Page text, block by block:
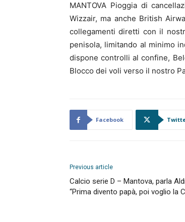
MANTOVA Pioggia di
Wizzair, ma anche British
collegamenti diretti con il
penisola, limitando al minimo
dispone controlli al confine,
Blocco dei voli verso il nostro
Facebook
Previous article
Calcio serie D – Mantova, parla
“Prima divento papà, poi voglio la